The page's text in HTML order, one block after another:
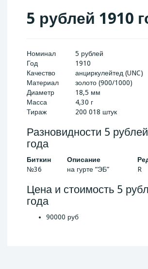
5 рублей 1910
Номинал
5 рублей
Год
1910
Качество
анциркулейтед (UNC)
Материал
золото (900/1000)
Диаметр
18,5 мм
Масса
4,30 г
Тираж
200 018 штук
Разновидности 5
года
Биткин Описание
№36
на гурте “ЭБ” R
Цена и стоимость 5
года
90000 руб